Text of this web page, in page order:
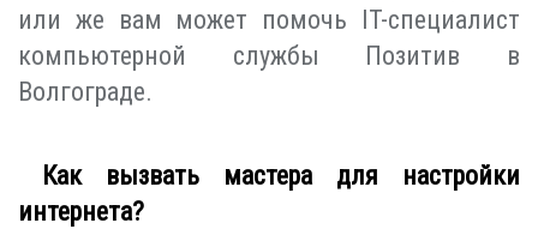
или же вам может помочь IT-специалист
компьютерной службы Позитив в
Волгограде.
Как вызвать мастера для настройки
интернета?